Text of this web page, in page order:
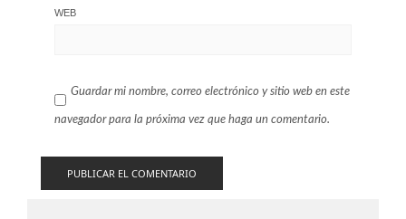
WEB
Guardar mi nombre, correo electrónico y sitio web en este
navegador para la próxima vez que haga un comentario.